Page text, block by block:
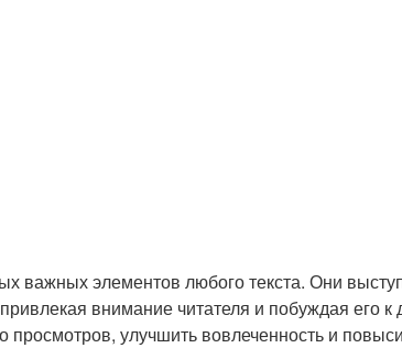
важных элементов любого текста. Они
внимание читателя и побуждая его
просмотров, улучшить вовлеченность и